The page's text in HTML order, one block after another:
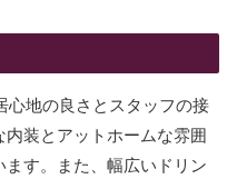
心地の良さとスタッフの接
装とアットホームな雰囲
す。また、幅広いドリン